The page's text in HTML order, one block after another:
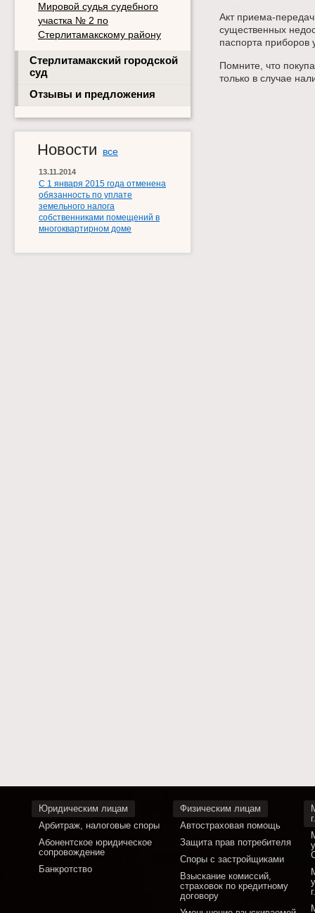
Мировой судья судебного
участка № 2 по
Стерлитамакскому району
Стерлитамакский городской
суд
Отзывы и предложения
Новости все
13.11.2014
С 1 января 2015 года отменена
обязанность по уплате
земельного налога
собственниками помещений в
многоквартирном доме
Акт приема-
существенных
паспорта приборов
Помните, что
только в случае
Юридическим лицам
Арбитраж, налоговые споры
Абонентское юридическое
сопровождение
Банкротство
Физическим лицам
Автостраховая помощь
Защита прав потребителя
Споры с застройщиками
Взыскание комиссий,
страховок по кредитному
договору